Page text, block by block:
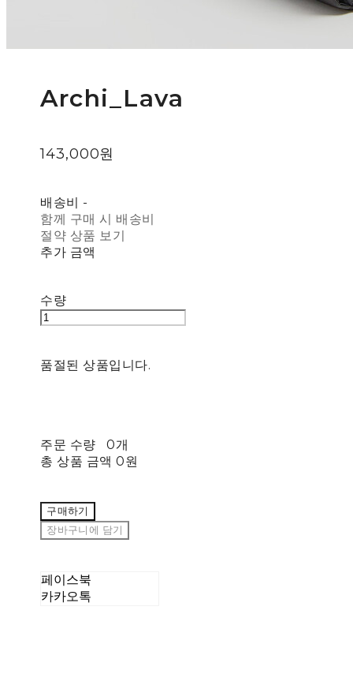
Archi_Lava
143,000원
배송비 -
함께 구매 시 배송비
절약 상품 보기
추가 금액
수량
품절된 상품입니다.
주문 수량
0개
총 상품 금액 0원
구매하기
장바구니에 담기
페이스북
카카오톡